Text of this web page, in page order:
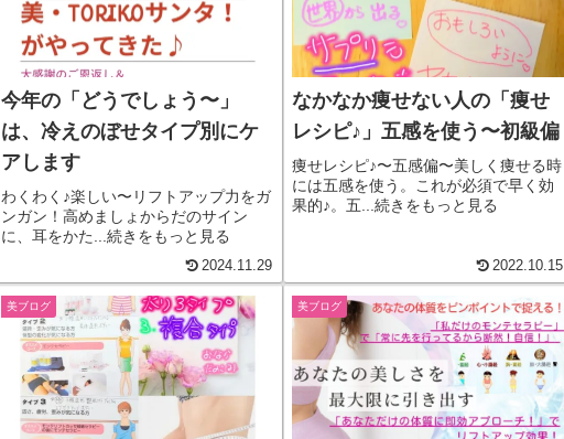
今年の「どうでしょう〜」
は、冷えのぼせタイプ別にケ
アします
わくわく♪楽しい〜リフトアップ力をガ
ンガン！高めましょからだのサイン
に、耳をかた...続きをもっと見る
2024.11.29
なかなか痩せない人の「痩せ
レシピ♪」五感を使う〜初級偏
痩せレシピ♪〜五感偏〜美しく痩せる時
には五感を使う。これが必須で早く効
果的♪。五...続きをもっと見る
2022.10.15
美ブログ 美ブログ